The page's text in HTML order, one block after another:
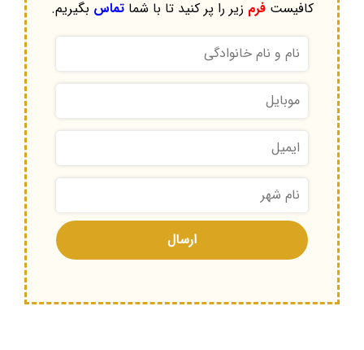
کافیستفرم زیر را پر کنید تا با شماتماس بگیریم.